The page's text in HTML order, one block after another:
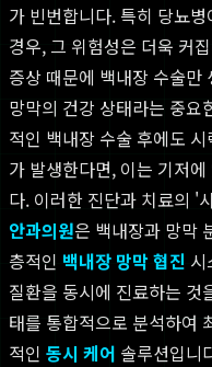
가 빈번합니다. 특히 당뇨
경우, 그 위험성은 더욱 커
증상 때문에 백내장 수술만
망막의 건강 상태라는 중요
적인 백내장 수술 후에도
가 발생한다면, 이는 기저
다. 이러한 진단과 치료의 '
안과의원은 백내장과 망막
층적인 백내장 망막 협진
질환을 동시에 진료하는 것
태를 통합적으로 분석하여
적인 동시 케어 솔루션입니